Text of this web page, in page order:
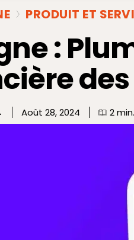
PRODUIT ET
:
Août 28, 2024 2min.